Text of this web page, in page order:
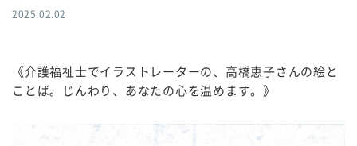
2025.02.02
《介護福祉士でイラストレーターの、高橋恵子さんの絵と
ことば。じんわり、あなたの心を温めます。》